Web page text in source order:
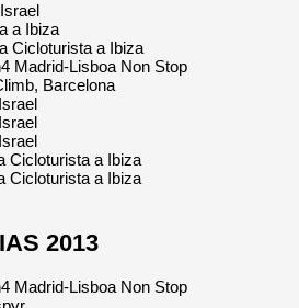
a Ibiza
Cicloturista a Ibiza
Madrid-Lisboa Non Stop
Barcelona
Cicloturista a Ibiza
Cicloturista a Ibiza
2013
Madrid-Lisboa Non Stop